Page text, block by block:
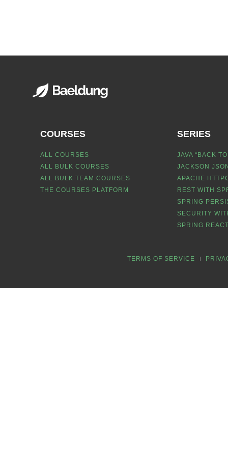
COURSES
ALL COURSES
ALL BULK COURSES
ALL BULK TEAM COURSES
THE COURSES PLATFORM
SERIES
JAVA “BACK
JACKSON
APACHE
REST WITH
SPRING
SECURITY
SPRING
TERMS OF SERVICE